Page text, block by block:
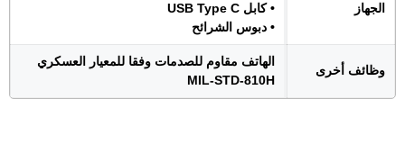
الجهاز
• كابل USB Type C
• دبوس الشرائح
وظائف أخرى
الهاتف مقاوم للصدمات وفقا للمعيار العسكري
MIL-STD-810H